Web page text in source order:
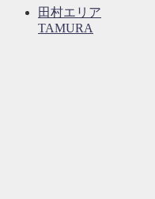
田村エリア
TAMURA